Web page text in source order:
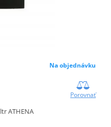
Na objednávku
Porovnať
ATHENA